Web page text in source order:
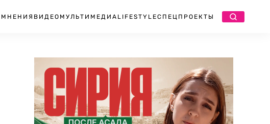
МНЕНИЯ ВИДЕО МУЛЬТИМЕДИА LIFESTYLEСПЕЦПРОЕКТЫ